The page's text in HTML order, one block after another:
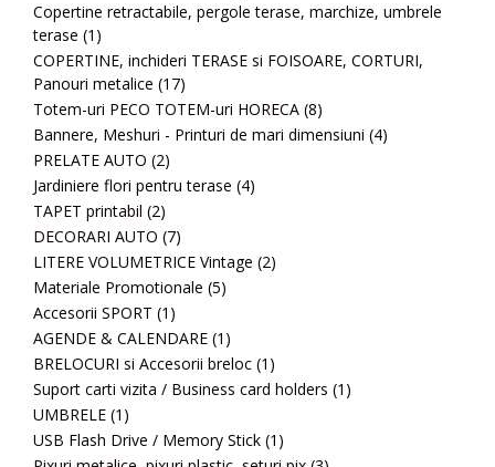
Copertine retractabile, pergole terase, marchize, umbrele
terase (1)
COPERTINE, inchideri TERASE si FOISOARE, CORTURI,
Panouri metalice (17)
Totem-uri PECO TOTEM-uri HORECA (8)
Bannere, Meshuri - Printuri de mari dimensiuni (4)
PRELATE AUTO (2)
Jardiniere flori pentru terase (4)
TAPET printabil (2)
DECORARI AUTO (7)
LITERE VOLUMETRICE Vintage (2)
Materiale Promotionale (5)
Accesorii SPORT (1)
AGENDE & CALENDARE (1)
BRELOCURI si Accesorii breloc (1)
Suport carti vizita / Business card holders (1)
UMBRELE (1)
USB Flash Drive / Memory Stick (1)